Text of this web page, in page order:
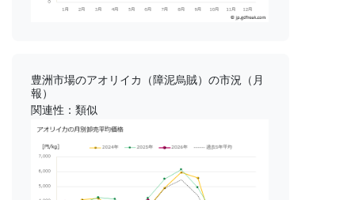
豊洲市場のアオリイカ（障泥烏賊）の市況（月
報）
関連性：類似